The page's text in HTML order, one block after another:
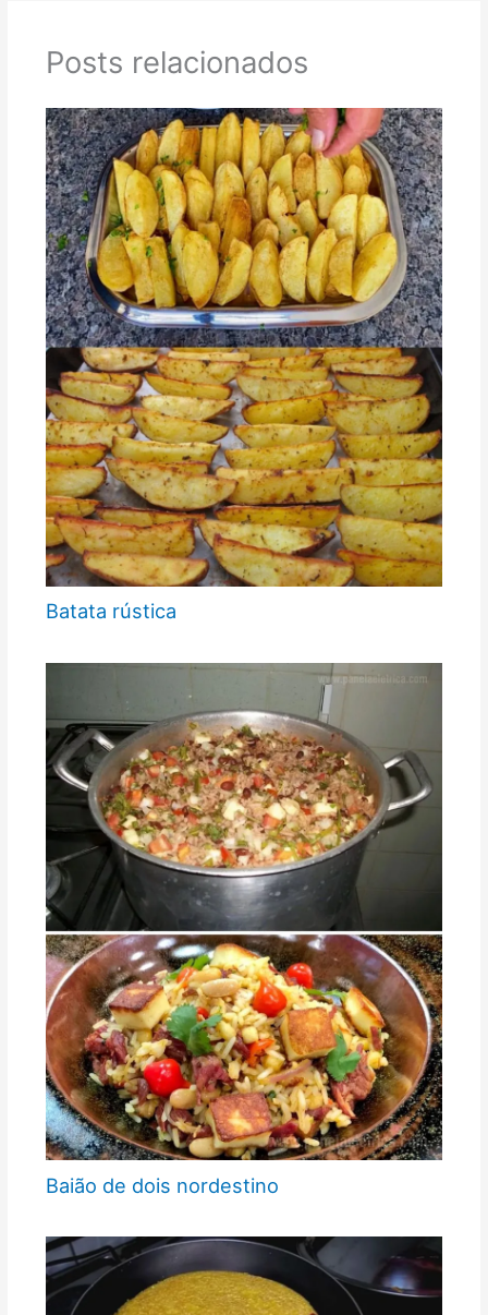
Posts relacionados
Batata rústica
Baião de dois nordestino